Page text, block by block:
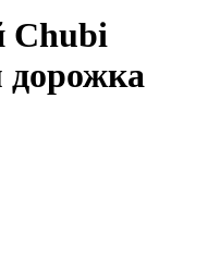
Chubi
дорожка